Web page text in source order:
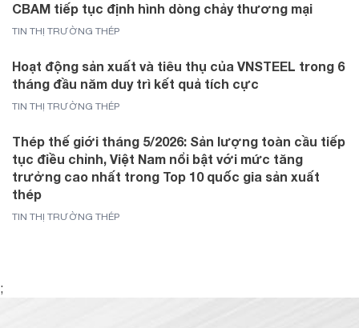
CBAM tiếp tục định hình dòng chảy thương mại
TIN THỊ TRƯỜNG THÉP
Hoạt động sản xuất và tiêu thụ của VNSTEEL trong 6
tháng đầu năm duy trì kết quả tích cực
TIN THỊ TRƯỜNG THÉP
Thép thế giới tháng 5/2026: Sản lượng toàn cầu tiếp
tục điều chỉnh, Việt Nam nổi bật với mức tăng
trưởng cao nhất trong Top 10 quốc gia sản xuất
thép
TIN THỊ TRƯỜNG THÉP
;